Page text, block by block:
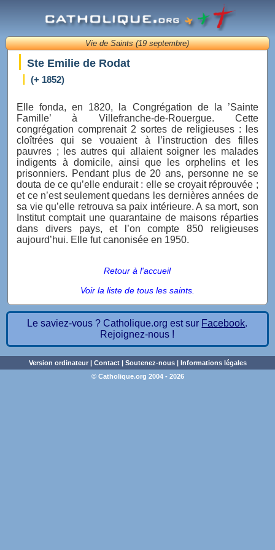
Vie de Saints (19 septembre)
Ste Emilie de Rodat
(+ 1852)
Elle fonda, en 1820, la Congrégation de la ’Sainte
Famille’ à Villefranche-de-Rouergue. Cette
congrégation comprenait 2 sortes de religieuses : les
cloîtrées qui se vouaient à l’instruction des filles
pauvres ; les autres qui allaient soigner les malades
indigents à domicile, ainsi que les orphelins et les
prisonniers. Pendant plus de 20 ans, personne ne se
douta de ce qu’elle endurait : elle se croyait réprouvée ;
et ce n’est seulement quedans les dernières années de
sa vie qu’elle retrouva sa paix intérieure. A sa mort, son
Institut comptait une quarantaine de maisons réparties
dans divers pays, et l’on compte 850 religieuses
aujourd’hui. Elle fut canonisée en 1950.
Retour à l'accueil
Voir la liste de tous les saints.
Le saviez-vous ? Catholique.org est sur Facebook.
Rejoignez-nous !
Version ordinateur| Contact| Soutenez-nous| Informations légales
© Catholique.org 2004 - 2026